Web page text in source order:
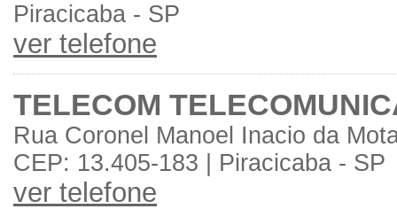
Piracicaba - SP
ver telefone
TELECOM
Rua Coronel Manoel Inacio da
CEP: 13.405-183 | Piracicaba - SP
ver telefone